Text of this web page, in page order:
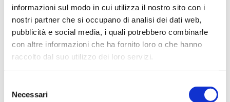
informazioni sul modo in cui utilizza il nostro sito con i
nostri partner che si occupano di analisi dei dati web,
pubblicità e social media, i quali potrebbero combinarle
con altre informazioni che ha fornito loro o che hanno
raccolto dal suo utilizzo dei loro servizi.
delNecessari
Settembre 2023
Agosto 2023
Giugno 2023
Febbraio 2023